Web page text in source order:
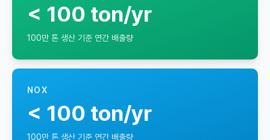
< 100 ton/yr
100만 톤 생산 기준 연간 배출량
NOX
< 100 ton/yr
100만 톤 생산 기준 연간 배출량